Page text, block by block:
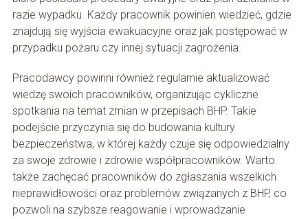
razie wypadku. Każdy pracownik powinien wiedzieć, gdzie
znajdują się wyjścia ewakuacyjne oraz jak postępować w
przypadku pożaru czy innej sytuacji zagrożenia.
Pracodawcy powinni również regularnie aktualizować
wiedzę swoich pracowników, organizując cykliczne
spotkania na temat zmian w przepisach BHP. Takie
podejście przyczynia się do budowania kultury
bezpieczeństwa, w której każdy czuje się odpowiedzialny
za swoje zdrowie i zdrowie współpracowników. Warto
także zachęcać pracowników do zgłaszania wszelkich
nieprawidłowości oraz problemów związanych z BHP, co
pozwoli na szybsze reagowanie i wprowadzanie